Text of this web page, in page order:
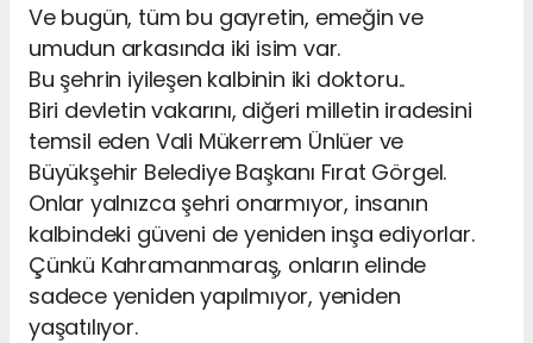
Ve bugün, tüm bu gayretin, emeğin ve
umudun arkasında iki isim var.
Bu şehrin iyileşen kalbinin iki doktoru..
Biri devletin vakarını, diğeri milletin iradesini
temsil eden Vali Mükerrem Ünlüer ve
Büyükşehir Belediye Başkanı Fırat Görgel.
Onlar yalnızca şehri onarmıyor, insanın
kalbindeki güveni de yeniden inşa ediyorlar.
Çünkü Kahramanmaraş, onların elinde
sadece yeniden yapılmıyor, yeniden
yaşatılıyor.